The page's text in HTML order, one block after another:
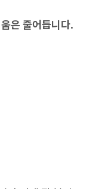
은 줄어듭니다.